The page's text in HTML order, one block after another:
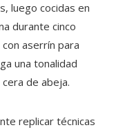
luego cocidas en
durante cinco
aserrín para
una tonalidad
de abeja.
replicar técnicas